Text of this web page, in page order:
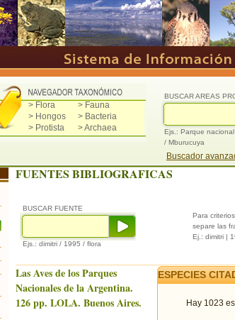
> Flora
> Fauna
> Hongos
> Bacteria
> Protista
> Archaea
BUSCAR AREAS
Ejs.: Parque
/ Mburucuya
Buscador
FUENTES BIBLIOGRAFICAS
BUSCAR FUENTE
Ejs.: dimitri / 1995 / flora
Para
separe las
Ej.: dimitri |
Las Aves de los Parques
Nacionales de la Argentina.
126 pp. LOLA. Buenos Aires.
ESPECIES
Hay 1023